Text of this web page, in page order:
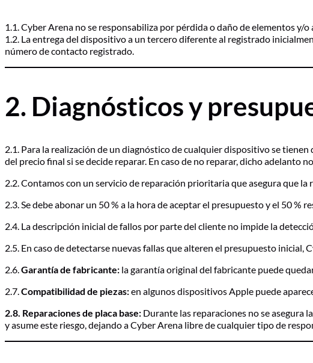
1.1. Cyber Arena no se responsabiliza por pérdida o daño de elementos y/
1.2. La entrega del dispositivo a un tercero diferente al registrado
número de contacto registrado.
2. Diagnósticos y
2.1. Para la realización de un diagnóstico de cualquier dispositivo se
del precio final si se decide reparar. En caso de no reparar, dicho adelanto
2.2. Contamos con un servicio de reparación prioritaria que asegura que
2.3. Se debe abonar un 50 % a la hora de aceptar el presupuesto y el 50
2.4. La descripción inicial de fallos por parte del cliente no impide la
2.5. En caso de detectarse nuevas fallas que alteren el presupuesto
2.6.Garantía de fabricante: la garantía original del fabricante puede
2.7.Compatibilidad de piezas:en algunos dispositivos Apple puede
2.8. Reparaciones de placa base: Durante las reparaciones no se asegura
y asume este riesgo, dejando a Cyber Arena libre de cualquier tipo de